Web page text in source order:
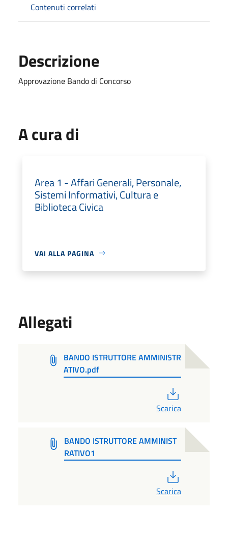
Contenuti correlati
Descrizione
Approvazione Bando di Concorso
A cura di
Area 1 - Affari Generali, Personale,
Sistemi Informativi, Cultura e
Biblioteca Civica
VAI ALLA PAGINA
Allegati
BANDO ISTRUTTORE AMMINISTR
ATIVO.pdf
Scarica
BANDO ISTRUTTORE AMMINIST
RATIVO1
Scarica